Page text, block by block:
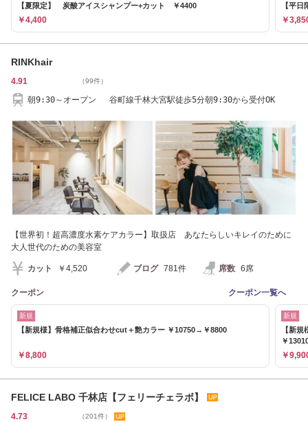
【夏限定】 炭酸アイスシャンプー+カット ￥4400
￥4,400
【平
￥
RINKhair
4.91 （99件）
朝9:30～オープン 谷町線千林大宮駅徒歩5分朝9:30から受付OK
【世界初！超高濃度水素ケアカラー】取扱店 あなたらしいキレイのために
大人世代のための美容室
カット ￥4,520 ブログ 781件 席数 6席
クーポン クーポン一覧へ
新規
【新規様】骨格補正似合わせcut＋艶カラー ￥10750→￥8800
￥8,800
新規
【新
￥
￥
FELICE LABO 千林店【フェリーチェラボ】
4.73 （201件）